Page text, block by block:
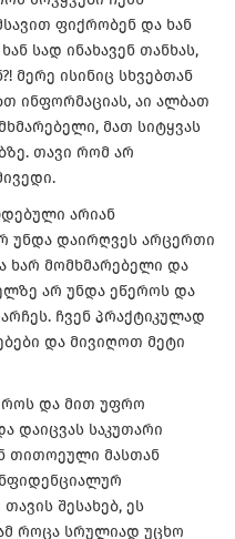
ფიქრობენ და ხან
სად ინახავენ თანხას,
მერე ისინიც სხვებთან
ინფორმაციას, აი ალბათ
მათ სიტყვას
თავი რომ არ
არიან
უნდა დაირღვეს არცერთი
ხარ მომხმარებელი და
არ უნდა ეწეროს და
ჩვენ პრაქტიკულად
და მივიღოთ მეტი
და მით უფრო
დაიცვას საკუთარი
თითოეული მასთან
შესახებ, ეს
როცა სრულიად უცხო